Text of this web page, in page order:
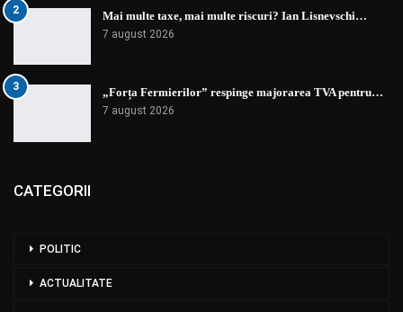
2 Mai multe taxe, mai multe riscuri? Ian Lisnevschi…
7 august 2026
3 „Forța Fermierilor” respinge majorarea TVA pentru…
7 august 2026
CATEGORII
POLITIC
ACTUALITATE